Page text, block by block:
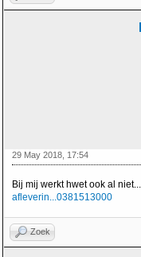
29 May 2018, 17:54
Bij mij werkt hwet ook al niet...
afleverin...0381513000
Zoek